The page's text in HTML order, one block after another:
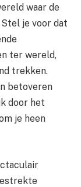
waar de
je voor dat
ter wereld,
trekken.
betoveren
door het
je heen